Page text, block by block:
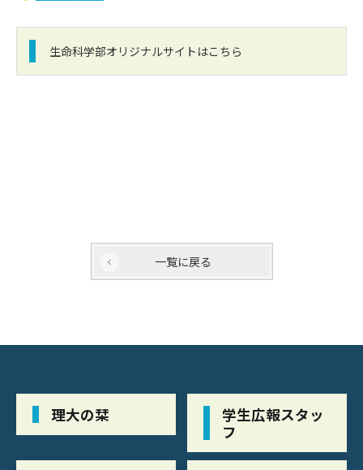
生命科学部オリジナルサイトはこちら
一覧に戻る
理大の栞
学生広報スタッ
フ